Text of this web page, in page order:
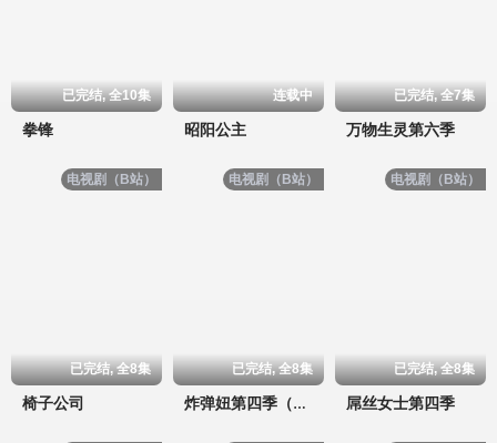
已完结, 全10集
拳锋
连载中
昭阳公主
已完结, 全7集
万物生灵第六季
电视剧（B站）
已完结, 全8集
椅子公司
电视剧（B站）
已完结, 全8集
炸弹妞第四季（屌丝女士4）
电视剧（B站）
已完结, 全8集
屌丝女士第四季